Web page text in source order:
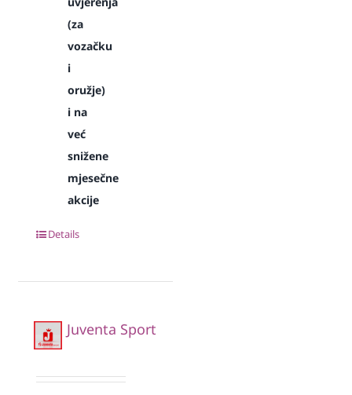
(za
vozačku
i
oružje)
i na
već
snižene
mjesečne
akcije
Details
Juventa Sport